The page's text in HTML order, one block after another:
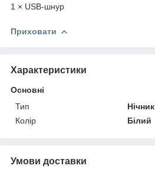
1 × USB-шнур
Приховати
Характеристики
Основні
Тип
Нічник
Колір
Білий
Умови доставки